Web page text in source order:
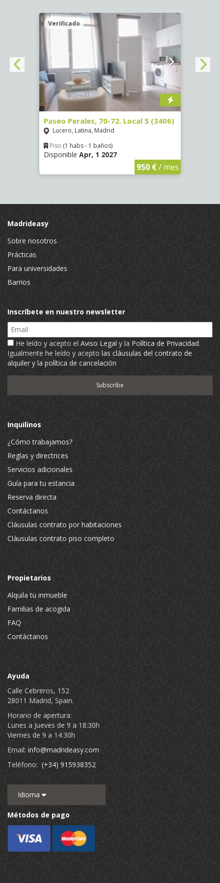
Verificado
Paseo Perales, 70-72. Local 5 (3406)
Lucero, Latina, Madrid
Piso (1 habs - 1 baños)
Disponible Apr, 1 2027
950 €/ mes
Madrideasy
Sobre nosotros
Prácticas
Para universidades
Barrios
Inscríbete en nuestro newsletter
Email
He leído y acepto el Aviso Legal y la Política de Privacidad.
Igualmente he leído y acepto las cláusulas del contrato de
alquiler y la política de cancelación
Inquilinos
¿Cómo trabajamos?
Reglas y directrices
Servicios adicionales
Guía para tu estancia
Reserva directa
Contáctanos
Cláusulas contrato por habitaciones
Cláusulas contrato piso completo
Propietarios
Alquila tu inmueble
Familias de acogida
FAQ
Contáctanos
Ayuda
Calle Cebreros, 152
28011 Madrid, Spain.
Horario de apertura:
Lunes a Jueves de 9 a 18:30h
Viernes de 9 a 14:30h
Email: info@madrideasy.com
Teléfono: (+34) 915938352
Idioma
Métodos de pago